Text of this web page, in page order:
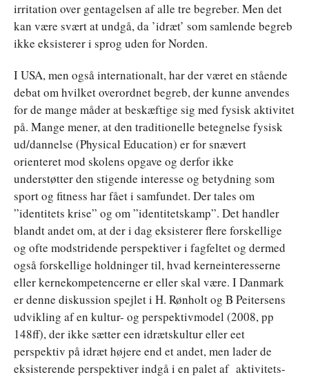
irritation over gentagelsen af alle tre begreber. Men det
kan være svært at undgå, da ’idræt’ som samlende begreb
ikke eksisterer i sprog uden for Norden.
I USA, men også internationalt, har der været en stående
debat om hvilket overordnet begreb, der kunne anvendes
for de mange måder at beskæftige sig med fysisk aktivitet
på. Mange mener, at den traditionelle betegnelse fysisk
ud/dannelse (Physical Education) er for snævert
orienteret mod skolens opgave og derfor ikke
understøtter den stigende interesse og betydning som
sport og fitness har fået i samfundet. Der tales om
”identitets krise” og om ”identitetskamp”. Det handler
blandt andet om, at der i dag eksisterer flere forskellige
og ofte modstridende perspektiver i fagfeltet og dermed
også forskellige holdninger til, hvad kerneinteresserne
eller kernekompetencerne er eller skal være. I Danmark
er denne diskussion spejlet i H. Rønholt og B Peitersens
udvikling af en kultur- og perspektivmodel (2008, pp
148ff), der ikke sætter een idrætskultur eller eet
perspektiv på idræt højere end et andet, men lader de
eksisterende perspektiver indgå i en palet af aktivitets-